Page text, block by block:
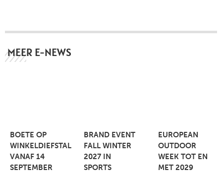
MEER E-NEWS
BOETE OP
WINKELDIEFSTAL
VANAF 14
SEPTEMBER
BRAND EVENT
FALL WINTER
2027 IN
SPORTS
EUROPEAN
OUTDOOR
WEEK TOT EN
MET 2029